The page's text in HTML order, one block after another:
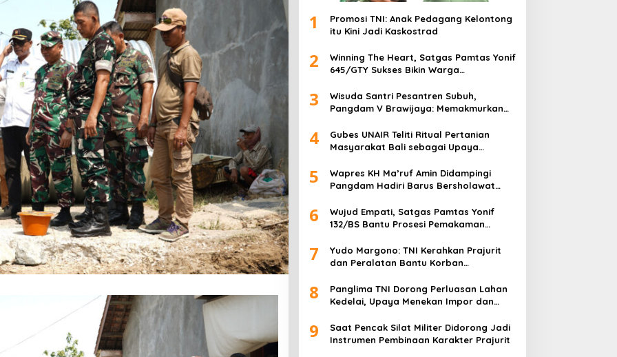
1
Promosi TNI: Anak Pedagang Kelontong
itu Kini Jadi Kaskostrad
2
Winning The Heart, Satgas Pamtas Yonif
645/GTY Sukses Bikin Warga
3
Wisuda Santri Pesantren Subuh,
Pangdam V Brawijaya: Memakmurkan
4
Gubes UNAIR Teliti Ritual Pertanian
Masyarakat Bali sebagai Upaya
5
Wapres KH Ma’ruf Amin Didampingi
Pangdam Hadiri Barus Bersholawat
6
Wujud Empati, Satgas Pamtas Yonif
132/BS Bantu Prosesi Pemakaman
7
Yudo Margono: TNI Kerahkan Prajurit
dan Peralatan Bantu Korban
8
Panglima TNI Dorong Perluasan Lahan
Kedelai, Upaya Menekan Impor dan
9
Saat Pencak Silat Militer Didorong Jadi
Instrumen Pembinaan Karakter Prajurit